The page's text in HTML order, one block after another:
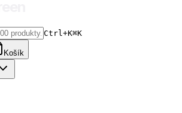
Ctrl+K⌘K
Košík